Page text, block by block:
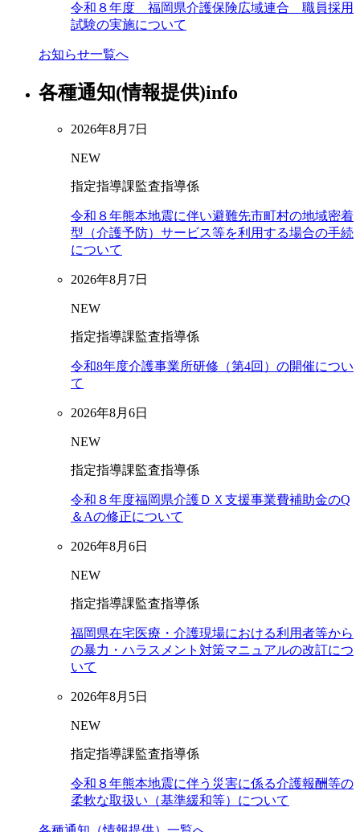
令和８年度 福岡県介護保険広域連合 職員採用
試験の実施について
お知らせ一覧へ
各種通知(情報提供)info
2026年8月7日
NEW
指定指導課監査指導係
令和８年熊本地震に伴い避難先市町村の地域密着
型（介護予防）サービス等を利用する場合の手続
について
2026年8月7日
NEW
指定指導課監査指導係
令和8年度介護事業所研修（第4回）の開催につい
て
2026年8月6日
NEW
指定指導課監査指導係
令和８年度福岡県介護ＤＸ支援事業費補助金のQ
＆Aの修正について
2026年8月6日
NEW
指定指導課監査指導係
福岡県在宅医療・介護現場における利用者等から
の暴力・ハラスメント対策マニュアルの改訂につ
いて
2026年8月5日
NEW
指定指導課監査指導係
令和８年熊本地震に伴う災害に係る介護報酬等の
柔軟な取扱い（基準緩和等）について